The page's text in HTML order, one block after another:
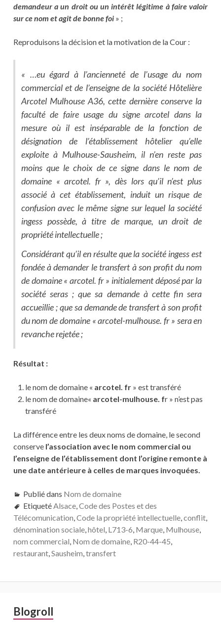
demandeur a un droit ou un intérêt légitime à faire valoir
sur ce nom et agit de bonne foi » ;
Reproduisons la décision et la motivation de la Cour :
« …eu égard à l’ancienneté de l’usage du nom
commercial et de l’enseigne de la société Hôtelière
Arcotel Mulhouse A36, cette dernière conserve la
faculté de faire usage du signe arcotel dans la
mesure où il est inséparable de la fonction de
désignation de l’établissement hôtelier qu’elle
exploite à Mulhouse-Sausheim, il n’en reste pas
moins que le choix de ce signe dans le nom de
domaine « arcotel. fr », dès lors qu’il n’est plus
associé à cet établissement, induit un risque de
confusion avec le même signe sur lequel la société
ingess possède, à titre de marque, un droit de
propriété intellectuelle ;
Considérant qu’il en résulte que la société ingess est
fondée à demander le transfert à son profit du nom
de domaine « arcotel. fr » initialement déposé par la
société seras ; que sa demande à cette fin sera
accueillie ; que sa demande de transfert à son profit
du nom de domaine « arcotel-mulhouse. fr » sera en
revanche rejetée ;
Résultat :
le nom de domaine « arcotel. fr» est transféré
le nom de domaine« arcotel-mulhouse. fr » n’est pas
transféré
La différence entre les deux noms de domaine, le second
conserve l’association avec le nom commercial ou
l’enseigne de l’établissement dont l’origine remonte à
une date antérieure à celles de marques invoquées.
Publié dans Nom de domaine
EtiquetéAlsace,Code des Postes et des
Télécomunication,Code la propriété intellectuelle,conflit,
dénomination sociale,hôtel, L713-6, Marque, Mulhouse,
nom commercial, Nom de domaine, R20-44-45,
restaurant,Sausheim,transfert
Barre
Blogroll